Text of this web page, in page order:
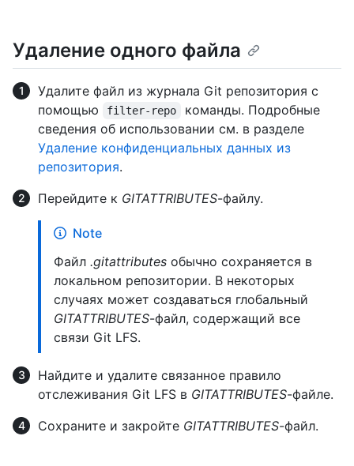
Удаление одного файла
Удалите файл из журнала Git репозитория с
помощью
filter-repo
команды. Подробные
сведения об использовании см. в разделе
Удаление конфиденциальных данных из
репозитория.
Перейдите к GITATTRIBUTES-файлу.
Note
Файл .gitattributes обычно сохраняется в
локальном репозитории. В некоторых
случаях может создаваться глобальный
GITATTRIBUTES-файл, содержащий все
связи Git LFS.
Найдите и удалите связанное правило
отслеживания Git LFS в GITATTRIBUTES-файле.
Сохраните и закройте GITATTRIBUTES-файл.